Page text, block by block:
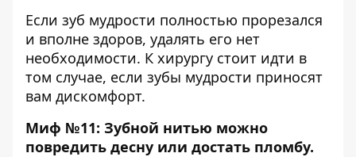
Если зуб мудрости полностью прорезался
и вполне здоров, удалять его нет
необходимости. К хирургу стоит идти в
том случае, если зубы мудрости приносят
вам дискомфорт.
Миф №11: Зубной нитью можно
повредить десну или достать пломбу.